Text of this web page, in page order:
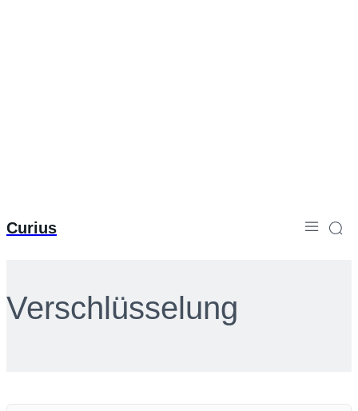
Curius
Verschlüsselung